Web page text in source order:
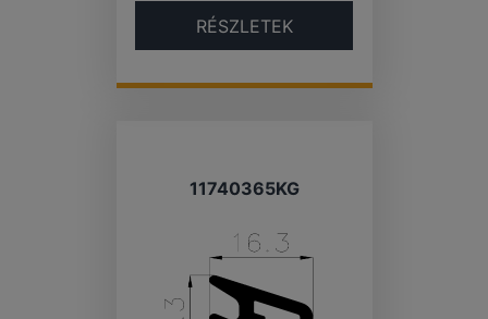
RÉSZLETEK
11740365KG